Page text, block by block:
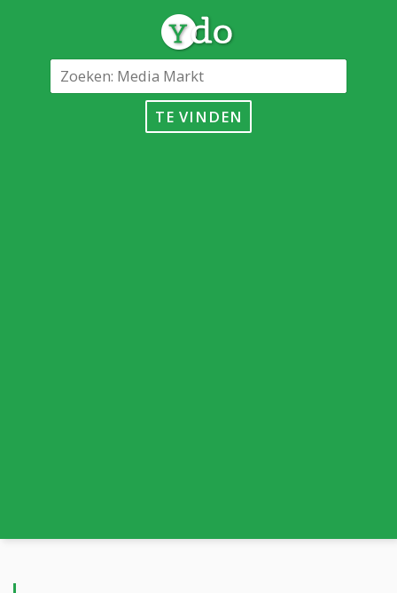
TE VINDEN